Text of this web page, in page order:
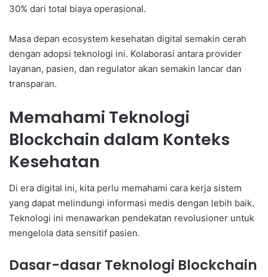
30% dari total biaya operasional.
Masa depan ecosystem kesehatan digital semakin cerah
dengan adopsi teknologi ini. Kolaborasi antara provider
layanan, pasien, dan regulator akan semakin lancar dan
transparan.
Memahami Teknologi
Blockchain dalam Konteks
Kesehatan
Di era digital ini, kita perlu memahami cara kerja sistem
yang dapat melindungi informasi medis dengan lebih baik.
Teknologi ini menawarkan pendekatan revolusioner untuk
mengelola data sensitif pasien.
Dasar-dasar Teknologi Blockchain